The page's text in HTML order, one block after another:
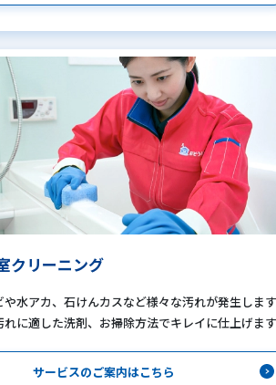
クリーニング
や水アカ、石けんカスなど様々な汚れが発生しま
れに適した洗剤、お掃除方法でキレイに仕上げま
サービスのご案内はこちら